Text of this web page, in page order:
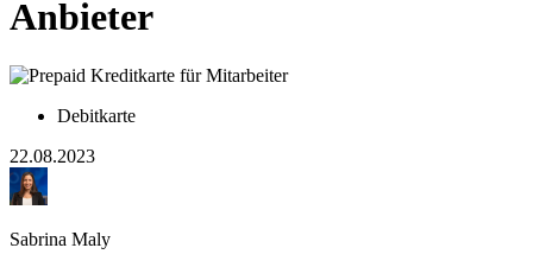
Anbieter
Debitkarte
22.08.2023
Sabrina Maly